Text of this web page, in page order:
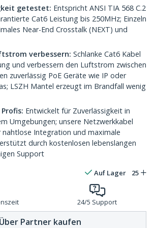
getestet: Entspricht ANSI TIA 568 C.2
Cat6 Leistung bis 250MHz; Einzeln
Near-End Crosstalk (NEXT) und
verbessern: Schlanke Cat6 Kabel
und verbessern den Luftstrom zwischen
zuverlässig PoE Geräte wie IP oder
LSZH Mantel erzeugt im Brandfall wenig
Entwickelt für Zuverlässigkeit in
Umgebungen; unsere Netzwerkkabel
Integration und maximale
durch kostenlosen lebenslangen
Support
Auf Lager 25
24/5 Support
Über Partner kaufen